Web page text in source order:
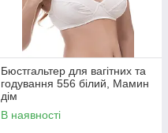
Бюстгальтер для вагітних та
годування 556 білий, Мамин
дім
В наявності